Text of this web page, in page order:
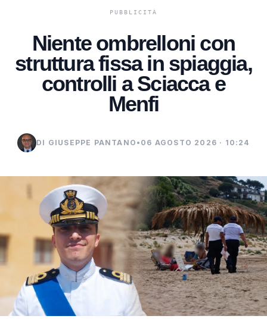
Niente ombrelloni con
struttura fissa in spiaggia,
controlli a Sciacca e
Menfi
DI GIUSEPPE PANTANO • 06 AGOSTO 2026 · 10:24